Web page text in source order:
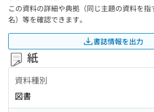
この資料の詳細や典拠（同じ主題の資料を
名）等を確認できます。
書誌情報を出力
紙
資料種別
図書